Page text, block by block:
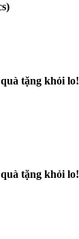
tặng khỏi lo!
tặng khỏi lo!